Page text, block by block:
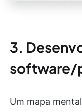
3.
software/
Um mapa